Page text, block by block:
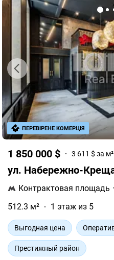
1 850 000 $ 3 611 $ за м²
ул. Набережно-
Контрактовая площадь ·
512.3 м²
1 этаж из 5
Выгодная цена
Престижный район
ПЕРЕВІРЕНЕ КОМЕРЦІЯ